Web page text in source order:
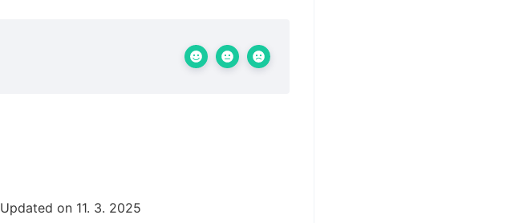
Updated on 11. 3. 2025